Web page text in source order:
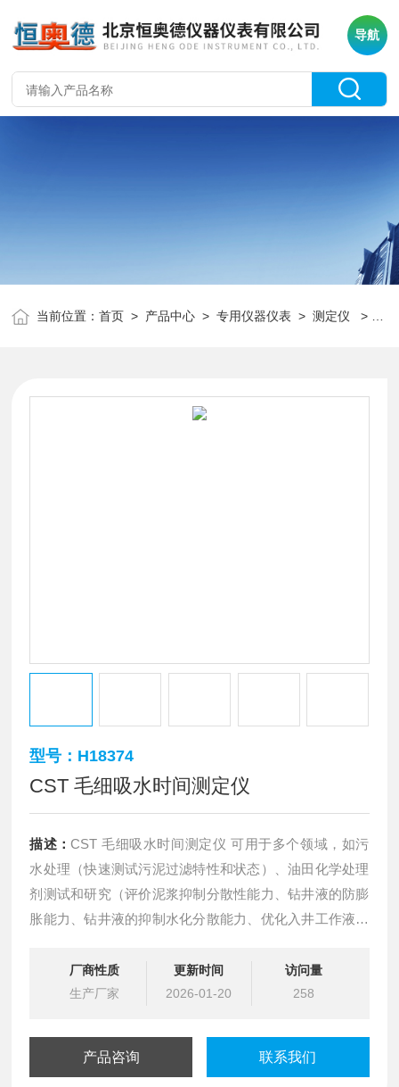
导航
当前位置：首页 > 产品中心 >专用仪器仪表 >测定仪 > H18374CST 毛细吸水时间测定仪
型号：H18374
CST 毛细吸水时间测定仪
描述：CST 毛细吸水时间测定仪 可用于多个领域，如污
水处理（快速测试污泥过滤特性和状态）、油田化学处理
剂测试和研究（评价泥浆抑制分散性能力、钻井液的防膨
胀能力、钻井液的抑制水化分散能力、优化入井工作液配
页岩分类的新方法
厂商性质
生产厂家
更新时间
2026-01-20
访问量
258
产品咨询 联系我们